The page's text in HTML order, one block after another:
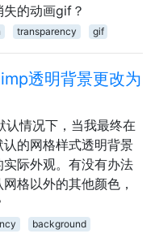
的动画gif？
transparency gif
透明背景更改为
情况下，当我最终在
的网格样式透明背景
际外观。有没有办法
格以外的其他颜色，
background